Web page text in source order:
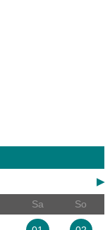
▶
Sa So